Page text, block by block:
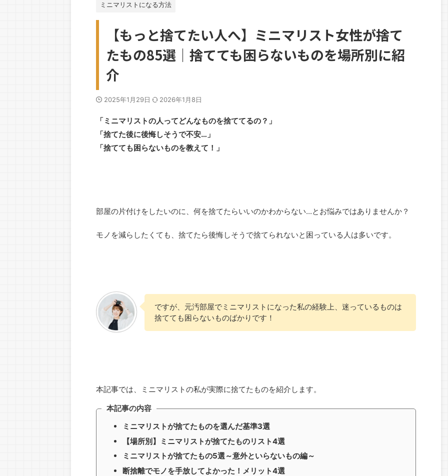
ミニマリストになる方法
【もっと捨てたい人へ】ミニマリスト女性が捨て
たもの85選｜捨てても困らないものを場所別に紹
介
2025年1月29日 2026年1月8日
「ミニマリストの人ってどんなものを捨ててるの？」
「捨てた後に後悔しそうで不安…」
「捨てても困らないものを教えて！」
部屋の片付けをしたいのに、何を捨てたらいいのかわからない...とお悩みではありませんか？
モノを減らしたくても、捨てたら後悔しそうで捨てられないと困っている人は多いです。
ですが、元汚部屋でミニマリストになった私の経験上、迷っているものは
捨てても困らないものばかりです！
本記事では、ミニマリストの私が実際に捨てたものを紹介します。
本記事の内容
ミニマリストが捨てたものを選んだ基準3選
【場所別】ミニマリストが捨てたものリスト4選
ミニマリストが捨てたもの5選～意外といらないもの編～
断捨離でモノを手放してよかった！メリット4選